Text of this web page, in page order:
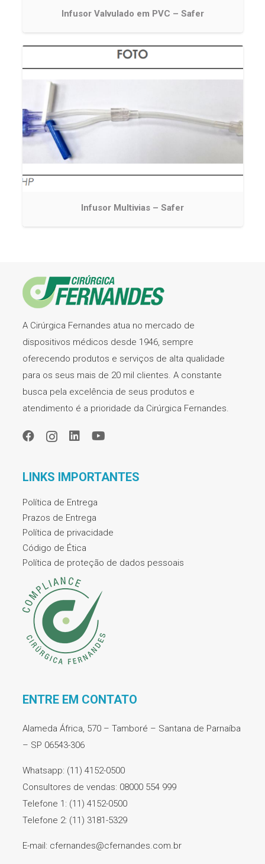
Infusor Valvulado em PVC – Safer
Infusor Multivias – Safer
A Cirúrgica Fernandes atua no mercado de
dispositivos médicos desde 1946, sempre
oferecendo produtos e serviços de alta qualidade
para os seus mais de 20 mil clientes. A constante
busca pela excelência de seus produtos e
atendimento é a prioridade da Cirúrgica Fernandes.
LINKS IMPORTANTES
Política de Entrega
Prazos de Entrega
Política de privacidade
Código de Ética
Política de proteção de dados pessoais
ENTRE EM CONTATO
Alameda África, 570 – Tamboré – Santana de Parnaíba
– SP 06543-306
Whatsapp: (11) 4152-0500
Consultores de vendas: 08000 554 999
Telefone 1: (11) 4152-0500
Telefone 2: (11) 3181-5329
E-mail: cfernandes@cfernandes.com.br